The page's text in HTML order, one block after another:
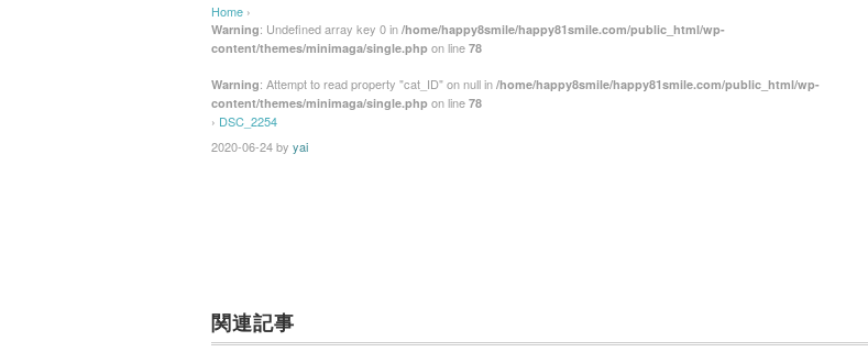
e
b
o
o
er e
st
Home ›
Warning: Undefined array key 0 in /home/happy8smile/happy81smile.com/public_html/wp-
content/themes/minimaga/single.php on line 78
Warning: Attempt to read property "cat_ID" on null in /home/happy8smile/happy81smile.com/public_html/wp-
content/themes/minimaga/single.php on line 78
› DSC_2254
2020-06-24by yai
関連記事